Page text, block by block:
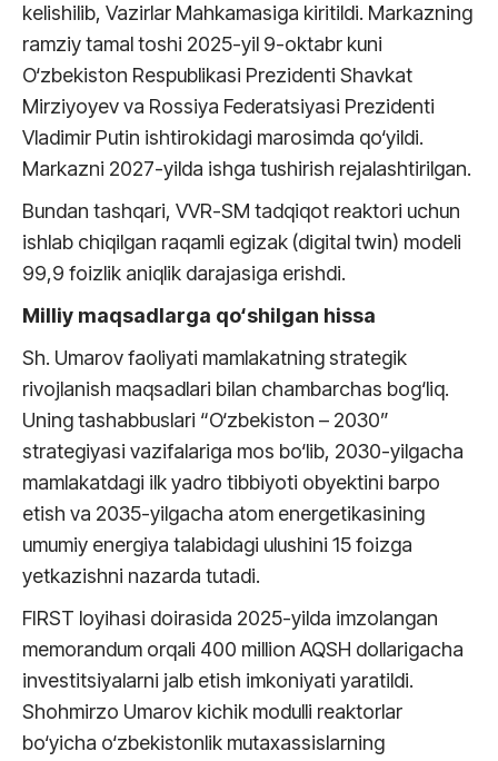
kelishilib, Vazirlar Mahkamasiga kiritildi. Markazning
ramziy tamal toshi 2025-yil 9-oktabr kuni
O‘zbekiston Respublikasi Prezidenti Shavkat
Mirziyoyev va Rossiya Federatsiyasi Prezidenti
Vladimir Putin ishtirokidagi marosimda qo‘yildi.
Markazni 2027-yilda ishga tushirish rejalashtirilgan.
Bundan tashqari, VVR-SM tadqiqot reaktori uchun
ishlab chiqilgan raqamli egizak (digital twin) modeli
99,9 foizlik aniqlik darajasiga erishdi.
Milliy maqsadlarga qo‘shilgan hissa
Sh. Umarov faoliyati mamlakatning strategik
rivojlanish maqsadlari bilan chambarchas bog‘liq.
Uning tashabbuslari “O‘zbekiston – 2030”
strategiyasi vazifalariga mos bo‘lib, 2030-yilgacha
mamlakatdagi ilk yadro tibbiyoti obyektini barpo
etish va 2035-yilgacha atom energetikasining
umumiy energiya talabidagi ulushini 15 foizga
yetkazishni nazarda tutadi.
FIRST loyihasi doirasida 2025-yilda imzolangan
memorandum orqali 400 million AQSH dollarigacha
investitsiyalarni jalb etish imkoniyati yaratildi.
Shohmirzo Umarov kichik modulli reaktorlar
bo‘yicha o‘zbekistonlik mutaxassislarning